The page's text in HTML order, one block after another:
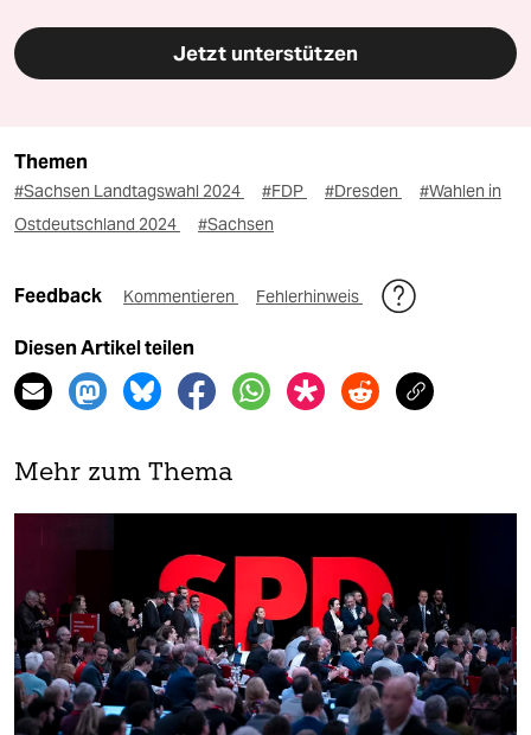
Jetzt unterstützen
Themen
#Sachsen Landtagswahl 2024 #FDP #Dresden
#Wahlen in
Ostdeutschland 2024
#Sachsen
Feedback Kommentieren Fehlerhinweis
Diesen Artikel teilen
Mehr zum Thema